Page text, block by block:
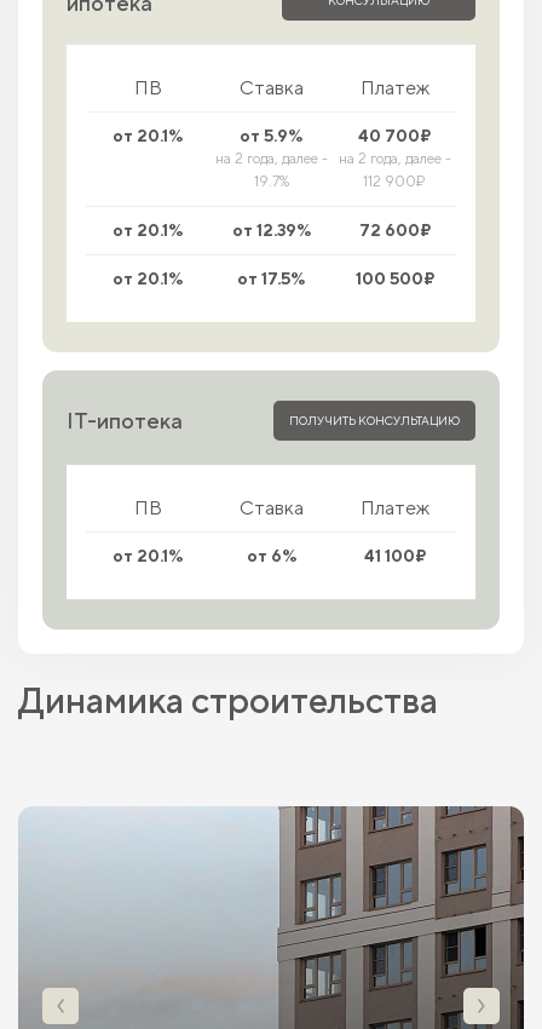
ПВ Ставка Платеж
от 20.1% от 5.9%
на 2 года, далее -
19.7%
40 700₽
на 2 года, далее -
112 900₽
от 20.1% от 12.39% 72 600₽
от 20.1% от 17.5% 100 500₽
IT-ипотека ПОЛУЧИТЬ КОНСУЛЬТАЦИЮ
ПВ Ставка Платеж
от 20.1% от 6% 41 100₽
Динамика строительства